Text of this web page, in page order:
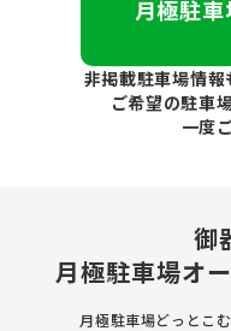
月極駐
非掲載駐車場情報
ご希望の駐車
一度
御
月極駐車場オ
月極駐車場どっとこ